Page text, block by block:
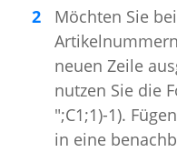
Möchten Sie
neuen Zeile
nutzen Sie die
";C1;1)-1).
in eine